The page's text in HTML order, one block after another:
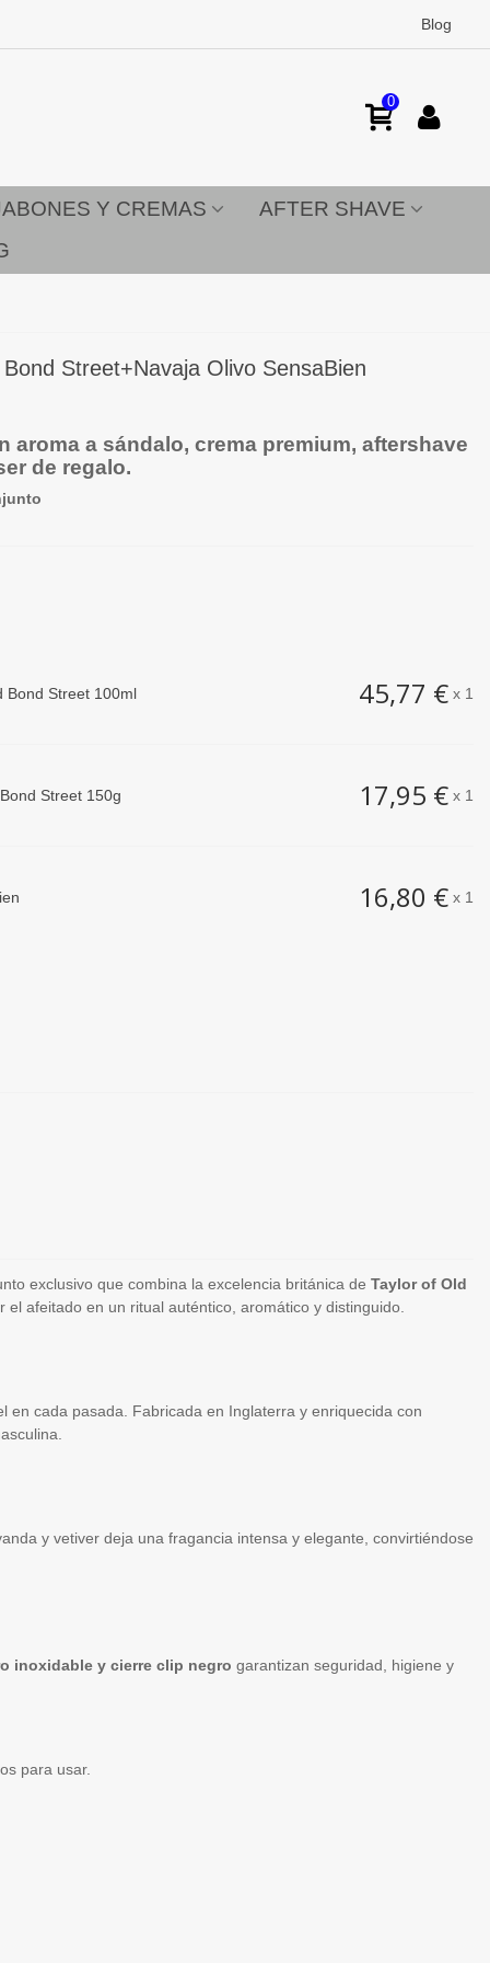
Blog
0
Y CREMAS
AFTER SHAVE
Street+Navaja Olivo SensaBien
aroma a sándalo, crema premium, aftershave
de regalo.
Bond Street 100ml 45,77 € x 1
Street 150g 17,95 € x 1
16,80 € x 1
exclusivo que combina la excelencia británica de Taylor of Old
afeitado en un ritual auténtico, aromático y distinguido.
en cada pasada. Fabricada en Inglaterra y enriquecida con
y vetiver deja una fragancia intensa y elegante, convirtiéndose
inoxidable y cierre clip negro garantizan seguridad, higiene y
para usar.